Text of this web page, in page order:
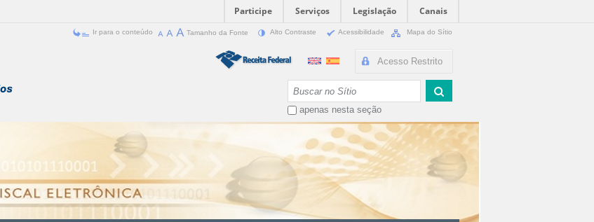
Participe Serviços Legislação
Canais
Ir para o conteúdo Tamanho da Fonte Alto Contraste Acessibilidade Mapa do Sítio
Acesso Restrito
apenas nesta seção